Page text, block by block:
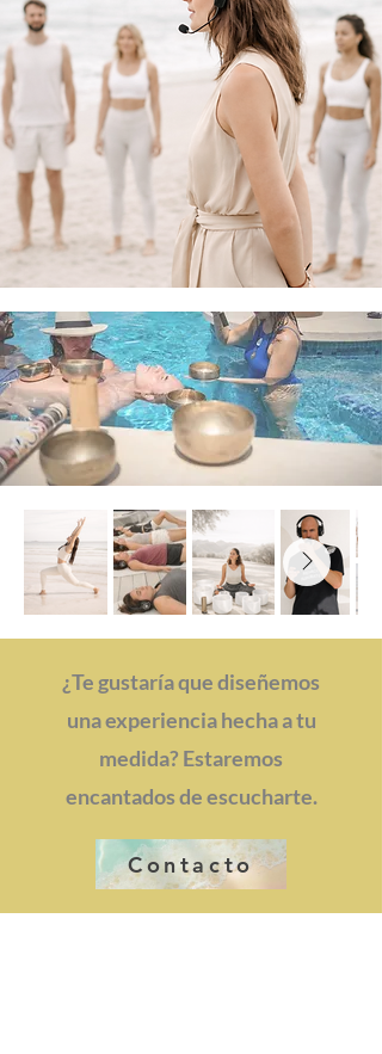
¿Te gustaría que diseñemos
una experiencia hecha a tu
medida? Estaremos
encantados de escucharte.
Contacto